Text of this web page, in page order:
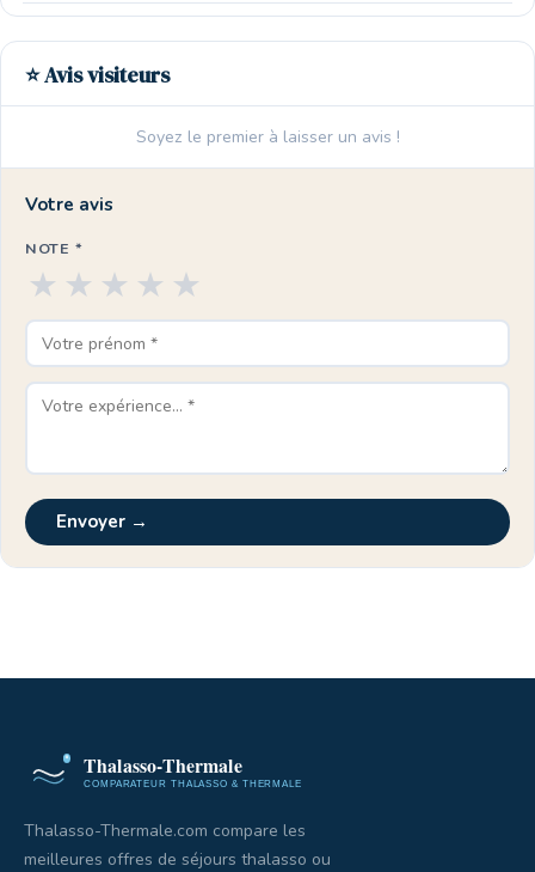
⭐ Avis visiteurs
Soyez le premier à laisser un avis !
Votre avis
NOTE *
★
★
★
★
★
Envoyer →
Thalasso-Thermale.com compare les
meilleures offres de séjours thalasso ou